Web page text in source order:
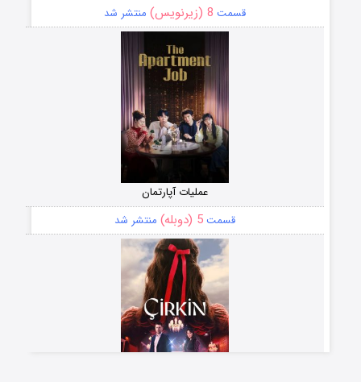
قسمت 8 (زیرنویس) منتشر شد
عملیات آپارتمان
قسمت5 (دوبله) منتشر شد